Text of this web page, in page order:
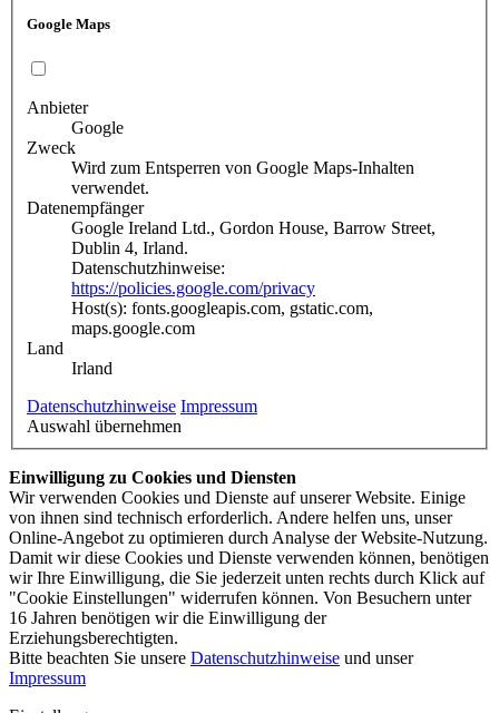
Google Maps
Anbieter
Google
Zweck
Wird zum Entsperren von Google Maps-Inhalten
verwendet.
Datenempfänger
Google Ireland Ltd., Gordon House, Barrow Street,
Dublin 4, Irland.
Datenschutzhinweise:
https://policies.google.com/privacy
Host(s): fonts.googleapis.com, gstatic.com,
maps.google.com
Land
Irland
Datenschutzhinweise Impressum
Auswahl übernehmen
Einwilligung zu Cookies und Diensten
Wir verwenden Cookies und Dienste auf unserer Website. Einige
von ihnen sind technisch erforderlich. Andere helfen uns, unser
Online-Angebot zu optimieren durch Analyse der Website-Nutzung.
Damit wir diese Cookies und Dienste verwenden können, benötigen
wir Ihre Einwilligung, die Sie jederzeit unten rechts durch Klick auf
"Cookie Einstellungen" widerrufen können. Von Besuchern unter
16 Jahren benötigen wir die Einwilligung der
Erziehungsberechtigten.
Bitte beachten Sie unsere Datenschutzhinweise und unser
Impressum